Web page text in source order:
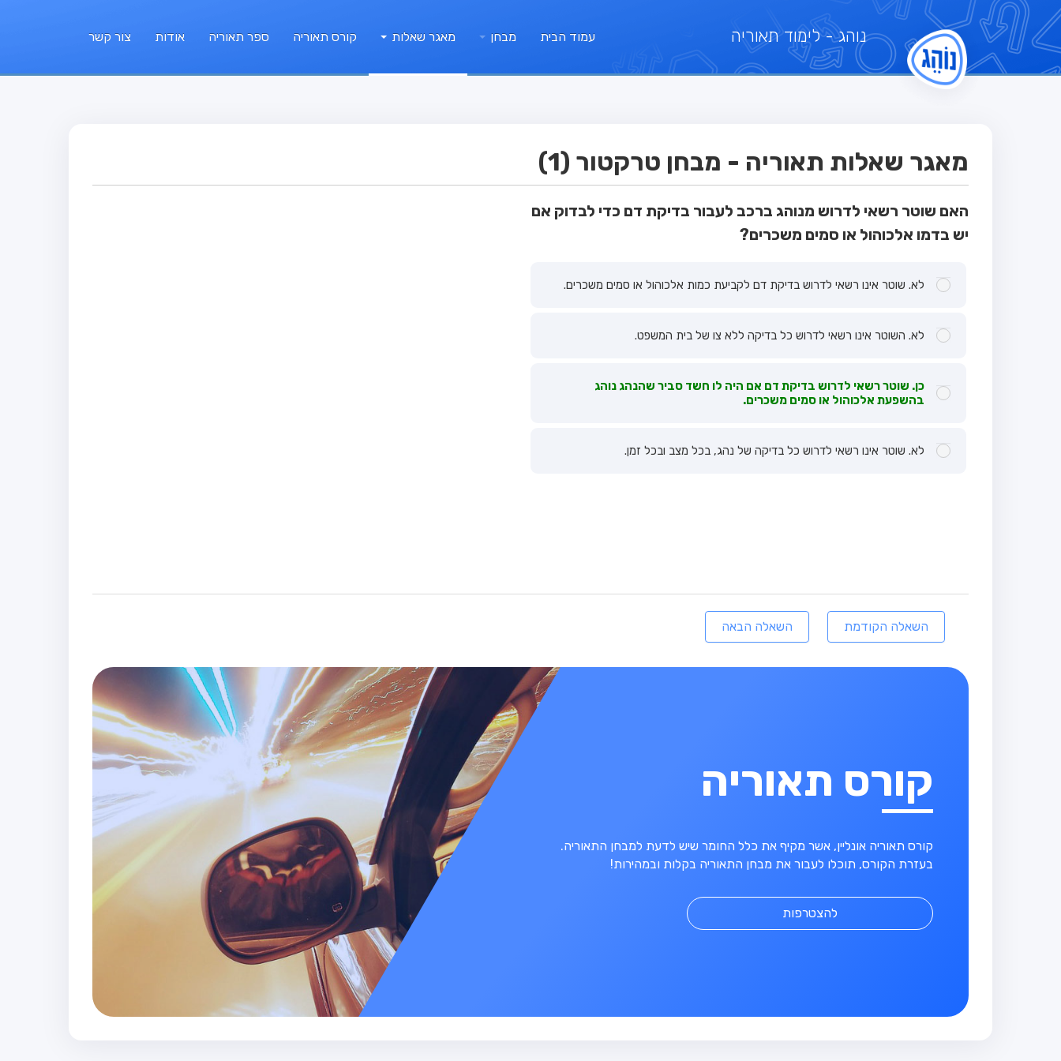
נוהג- לימוד תאוריה עמוד הבית מבחן מאגר שאלות קורס תאוריה ספר תאוריה אודות צור קשר
מאגר שאלות תאוריה - מבחן טרקטור (1)
האם שוטר רשאי לדרוש מנוהג ברכב לעבור בדיקת דם כדי לבדוק אם
יש בדמו אלכוהול או סמים משכרים?
לא. שוטר אינו רשאי לדרוש בדיקת דם לקביעת כמות אלכוהול או סמים משכרים.
לא. השוטר אינו רשאי לדרוש כל בדיקה ללא צו של בית המשפט.
כן. שוטר רשאי לדרוש בדיקת דם אם היה לו חשד סביר שהנהג נוהג
בהשפעת אלכוהול או סמים משכרים.
לא. שוטר אינו רשאי לדרוש כל בדיקה של נהג, בכל מצב ובכל זמן.
השאלה הקודמת השאלה הבאה
קורס תאוריה
קורס תאוריה אונליין, אשר מקיף את כלל החומר שיש לדעת למבחן התאוריה.
בעזרת הקורס, תוכלו לעבור את מבחן התאוריה בקלות ובמהירות!
להצטרפות